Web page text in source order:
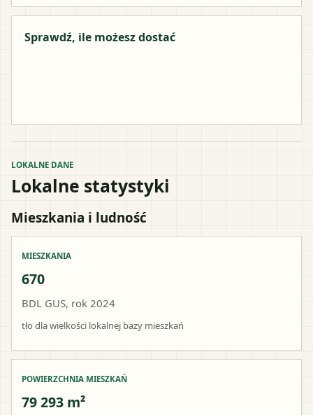
Sprawdź, ile możesz dostać
LOKALNE DANE
Lokalne statystyki
Mieszkania i ludność
MIESZKANIA
670
BDL GUS, rok 2024
tło dla wielkości lokalnej bazy mieszkań
POWIERZCHNIA MIESZKAŃ
79 293 m²